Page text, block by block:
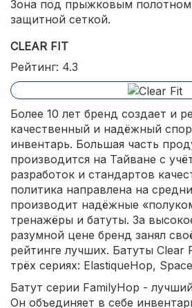
Зона под прыжковым
защитной сеткой.
CLEAR FIT
Рейтинг: 4.3
Более 10 лет бренд создает и
качественный и надёжный
инвентарь. Большая часть
производится на Тайване с
разработок и стандартов
политика направлена на
производит надёжные
тренажёры и батуты. За
разумной цене бренд занял
рейтинге лучших. Батуты Clear
трёх сериях: ElastiqueHop,
Батут серии FamilyHop -
Он объединяет в себе